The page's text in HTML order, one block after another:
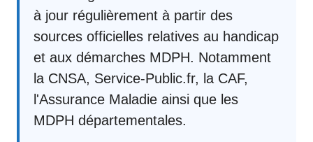
à jour régulièrement à partir des
sources officielles relatives au handicap
et aux démarches MDPH. Notamment
la CNSA, Service-Public.fr, la CAF,
l'Assurance Maladie ainsi que les
MDPH départementales.